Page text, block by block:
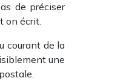
de préciser
on écrit.
courant de la
une